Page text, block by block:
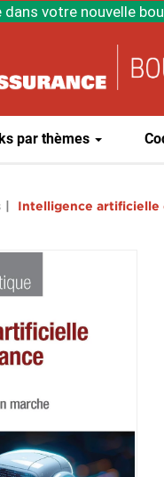
dans votre nouvelle
par thèmes
Intelligence artificielle